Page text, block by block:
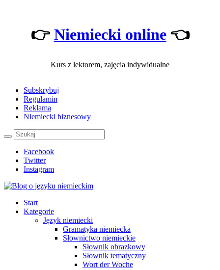
👉Niemiecki online👈
Kurs z lektorem, zajęcia indywidualne
Subskrybuj
Regulamin
Reklama
Niemiecki biznesowy
Facebook
Twitter
Instagram
Start
Kategorie
Język niemiecki
Gramatyka niemiecka
Słownictwo niemieckie
Słownik obrazkowy
Słownik tematyczny
Wort der Woche